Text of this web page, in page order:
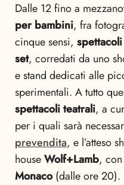
Dalle 12 fino a
per bambini, fra
cinque sensi,
set, corredati da uno
e stand dedicati alle
sperimentali. A tutto
spettacoli teatrali, a
per i quali sarà
prevendita, e l’atteso
houseWolf+Lamb, con
Monaco(dalle ore 20).